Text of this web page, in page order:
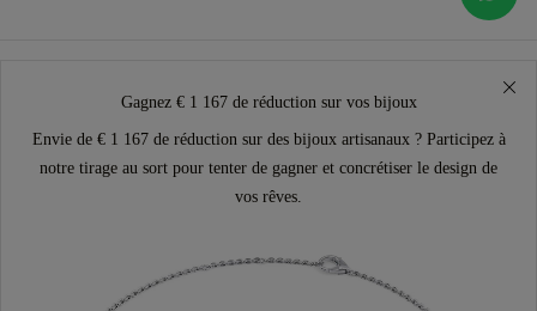
Gagnez € 1 167 de réduction sur vos bijoux
Envie de € 1 167 de réduction sur des bijoux artisanaux ? Participez à
notre tirage au sort pour tenter de gagner et concrétiser le design de
vos rêves.